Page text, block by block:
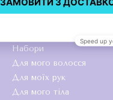
Набори
Для мого волосся
Для моїх рук
Для мого тіла